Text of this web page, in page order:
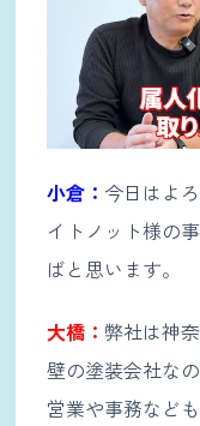
小倉： 今日はよ
イトノット様の
ばと思います。
大橋： 弊社は神
壁の塗装会社な
営業や事務など